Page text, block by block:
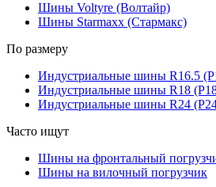
Шины Voltyre (Волтайр)
Шины Starmaxx (Стармакс)
По размеру
Индустриальные шины R16.5
Индустриальные шины R18
Индустриальные шины R24
Часто ищут
Шины на фронтальный
Шины на вилочный погрузчик